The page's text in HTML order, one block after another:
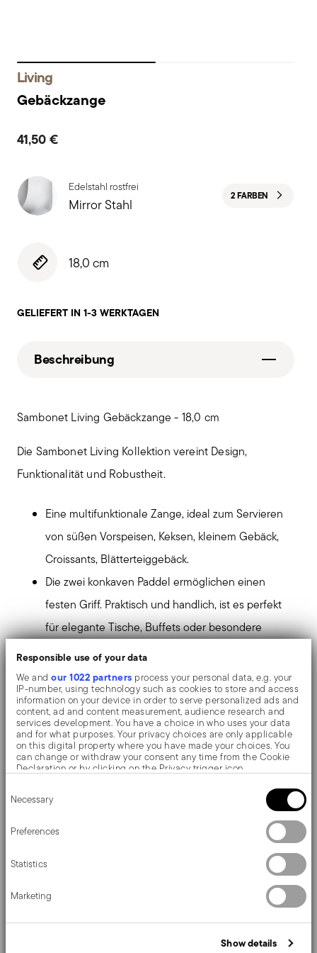
Responsible use of your data
We andour 1022 partners process your personal data, e.g. your
IP-number, using technology such as cookies to store and access
information on your device in order to serve personalized ads and
content, ad and content measurement, audience research and
services development. You have a choice in who uses your data
and for what purposes. Your privacy choices are only applicable
on this digital property where you have made your choices. You
can change or withdraw your consent any time from the Cookie
Declaration or by clicking on the Privacy trigger icon.
Collect information about your geographical location
Identify your device by actively scanning it for specific
characteristics (fingerprinting)
Find out more about how your personal data is processed and set
your preferences in the
We use cookies to personalise content and ads, to provide social
media features and to analyse our traffic. We also share
information about your use of our site with our social media,
advertising and analytics partners who may combine it with other
Selection
Necessary
Preferences
Statistics
Marketing
Show details
Living
Gebäckzange
41,50 €
Edelstahl rostfrei
Mirror Stahl 2 FARBEN
18,0 cm
GELIEFERT IN 1-3 WERKTAGEN
Beschreibung
Sambonet Living Gebäckzange - 18,0 cm
Die Sambonet Living Kollektion vereint Design,
Funktionalität und Robustheit.
Eine multifunktionale Zange, ideal zum Servieren
von süßen Vorspeisen, Keksen, kleinem Gebäck,
Croissants, Blätterteiggebäck.
Die zwei konkaven Paddel ermöglichen einen
festen Griff. Praktisch und handlich, ist es perfekt
für elegante Tische, Buffets oder besondere
Anlässe.
Hergestellt aus rostfreiem Stahl. Länge 18 cm.
Einfach zu reinigen und spülmaschinenfest.
Die Oberfläche mit Spiegeleffekt unterstreicht die hohe
Qualität des Edelstahls, und hebt Formen und Design
hervor. Die Oberflächen werden mit Zusätzen und
mechanischen Bürsten aus verschiedenen Materialien
poliert, die den Edelstahl glätten und ihm einen hohen
Glanz verleihen. Die Reflexionen bereichern das Objekt
und machen es noch wertvoller.